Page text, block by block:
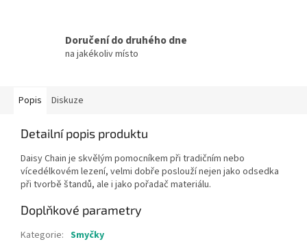
Doručení do druhého dne
na jakékoliv místo
Popis Diskuze
Detailní popis produktu
Daisy Chain je skvělým pomocníkem při tradičním nebo
vícedélkovém lezení, velmi dobře poslouží nejen jako odsedka
při tvorbě štandů, ale i jako pořadač materiálu.
Doplňkové parametry
Kategorie: Smyčky